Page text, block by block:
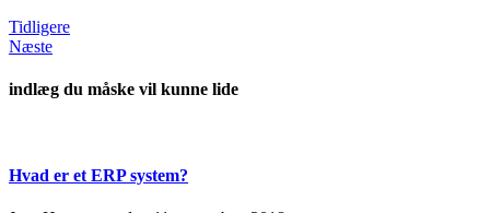
Tidligere
Næste
indlæg du måske vil kunne lide
Hvad er et ERP system?